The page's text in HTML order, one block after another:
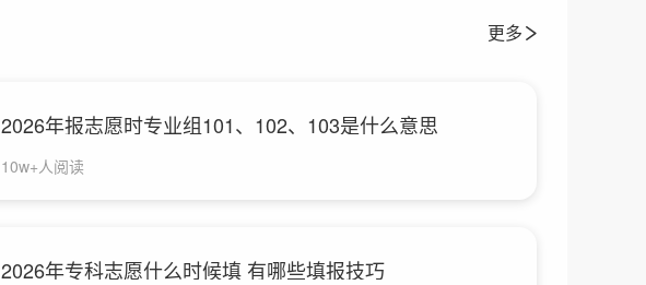
更多
2026年报志愿时专业组101、102、103是什么意思
10w+人阅读
2026年专科志愿什么时候填 有哪些填报技巧